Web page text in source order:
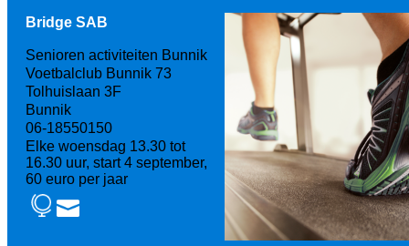
Bridge SAB
Senioren activiteiten Bunnik
Voetbalclub Bunnik 73
Tolhuislaan 3F
Bunnik
06-18550150
Elke woensdag 13.30 tot
16.30 uur, start 4 september,
60 euro per jaar